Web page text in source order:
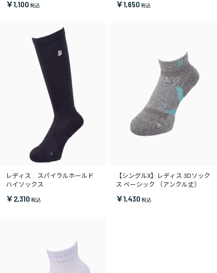
￥1,100
￥1,650
レディス スパイラルホールド
ハイソックス
￥2,310
【シングルX】レディス 3Dソック
ス ベーシック （アンクル丈）
￥1,430